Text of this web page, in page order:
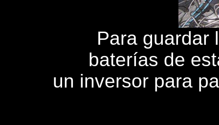
Para guardar
baterías de
un inversor para